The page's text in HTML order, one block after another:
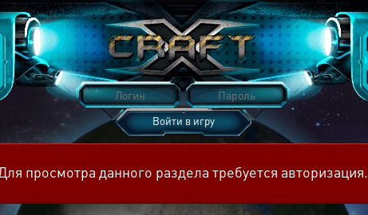
Войти в игру
просмотра данного раздела требуется авторизация.